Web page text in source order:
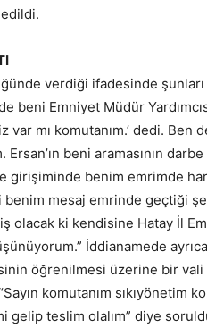
verdiği ifadesinde
beni Emniyet Müdür
var mı komutanım.’ dedi.
beni aramasının
girişiminde benim emrimde
mesaj emrinde geçtiği
olacak ki kendisine Hatay İl
İddianamede
öğrenilmesi üzerine bir vali
komutanım sıkıyönetim
teslim olalım” diye